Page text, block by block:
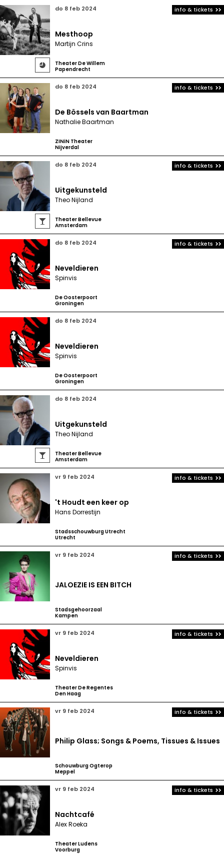

do 8 feb 2024
Mesthoop
Martijn Crins
Theater De Willem
Papendrecht
info & tickets
do 8 feb 2024
De Bössels van Baartman
Nathalie Baartman
ZINiN Theater
Nijverdal
info & tickets

do 8 feb 2024
Uitgekunsteld
Theo Nijland
Theater Bellevue
Amsterdam
info & tickets
do 8 feb 2024
Neveldieren
Spinvis
De Oosterpoort
Groningen
info & tickets
do 8 feb 2024
Neveldieren
Spinvis
De Oosterpoort
Groningen

do 8 feb 2024
Uitgekunsteld
Theo Nijland
Theater Bellevue
Amsterdam
vr 9 feb 2024
't Houdt een keer op
Hans Dorrestijn
Stadsschouwburg Utrecht
Utrecht
info & tickets
vr 9 feb 2024
JALOEZIE IS EEN BITCH
Stadsgehoorzaal
Kampen
info & tickets
vr 9 feb 2024
Neveldieren
Spinvis
Theater De Regentes
Den Haag
info & tickets
vr 9 feb 2024
Philip Glass; Songs & Poems, Tissues & Issues
Schouwburg Ogterop
Meppel
info & tickets
vr 9 feb 2024
Nachtcafé
Alex Roeka
Theater Ludens
Voorburg
info & tickets